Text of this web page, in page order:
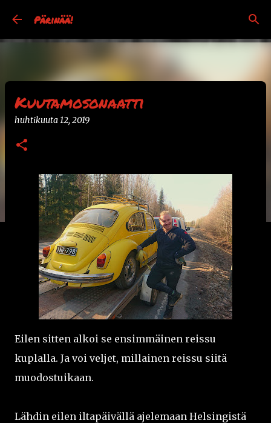
Pärinää!
Kuutamosonaatti
huhtikuuta 12, 2019
Eilen sitten alkoi se ensimmäinen reissu
kuplalla. Ja voi veljet, millainen reissu siitä
muodostuikaan.
Lähdin eilen iltapäivällä ajelemaan Helsingistä